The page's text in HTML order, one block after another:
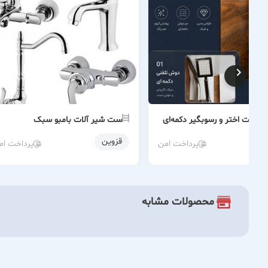
اختر و رسوبگیر دکمه‌ای
پرداخت امن
ست شیر آلات بامبو سبک
قزوین
پرداخت
محصولات مشابه